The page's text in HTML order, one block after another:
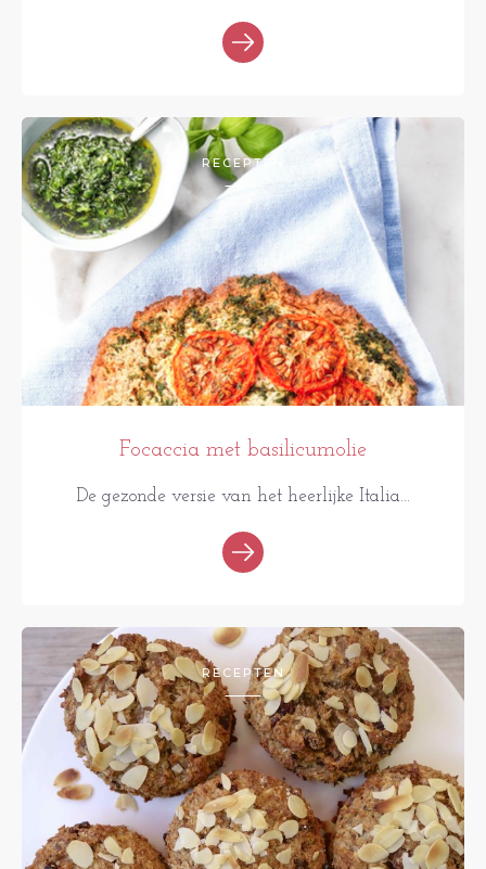
RECEPTEN
Focaccia met basilicumolie
De gezonde versie van het heerlijke Italia...
RECEPTEN